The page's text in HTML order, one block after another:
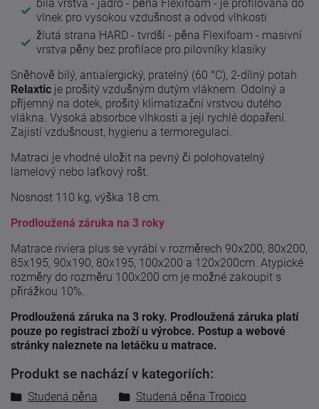
bílá vrstva - jádro - pěna Flexifoam - je profilována do
vlnek pro vysokou vzdušnost a odvod vlhkosti
žlutá strana HARD - tvrdší - pěna Flexifoam - masivní
vrstva pěny bez profilace pro pilovníky klasiky
Sněhově bílý, antialergický, pratelný (60 °C), 2-dílný potah
Relaxtic je prošitý vzdušným dutým vláknem. Odolný a
příjemný na dotek, prošitý klimatizační vrstvou dutého
vlákna. Vysoká absorbce vlhkosti a její rychlé dopaření.
Zajistí vzdušnoust, hygienu a termoregulaci.
Matraci je vhodné uložit na pevný či polohovatelný
lamelový nebo laťkový rošt.
Nosnost 110 kg, výška 18 cm.
Prodloužená záruka na 3 roky
Matrace riviera plus se vyrábí v rozměrech 90x200, 80x200,
85x195, 90x190, 80x195, 100x200 a 120x200cm. Atypické
rozměry do rozměru 100x200 cm je možné zakoupit s
přirážkou 10%.
Prodloužená záruka na 3 roky. Prodloužená záruka platí
pouze po registraci zboží u výrobce. Postup a webové
stránky naleznete na letáčku u matrace.
Produkt se nachází v kategoriích:
Studená pěna
Studená pěna Tropico